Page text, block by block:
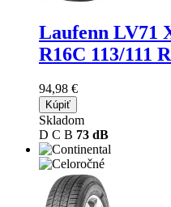
Laufenn LV71
R16C 113/111
94,98 €
Kúpiť
Skladom
D C B 73 dB